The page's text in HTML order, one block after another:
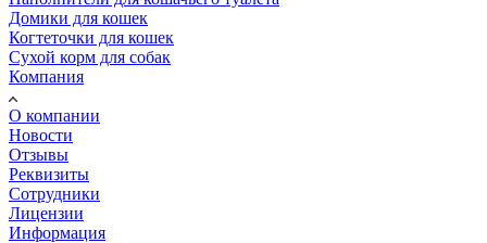
Домики для кошек
Когтеточки для кошек
Сухой корм для собак
Компания
О компании
Новости
Отзывы
Реквизиты
Сотрудники
Лицензии
Информация